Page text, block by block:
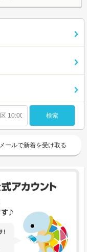
メールで新着を受け取る